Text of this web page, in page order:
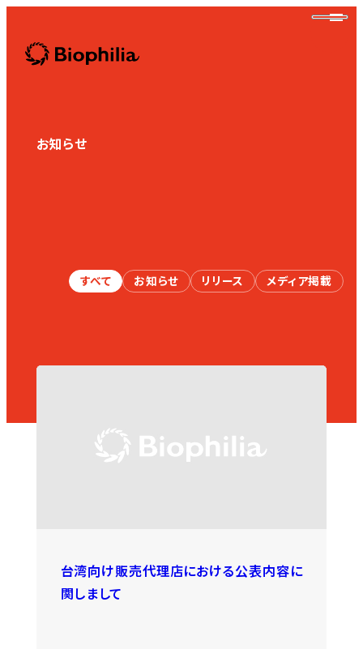
Biophilia
お知らせ
News
すべて お知らせ リリース メディア掲載
台湾向け販売代理店における公表内容に
関しまして